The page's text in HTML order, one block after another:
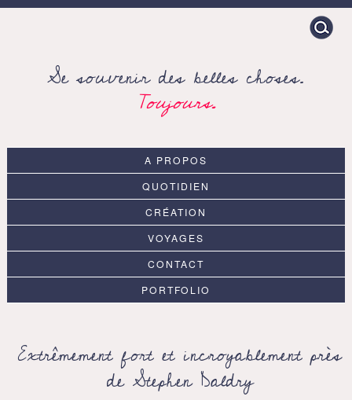
Search
for:
Se souvenir des belles choses.
Toujours.
A PROPOS
QUOTIDIEN
CRÉATION
VOYAGES
CONTACT
PORTFOLIO
Extrêmement fort et incroyablement près
de Stephen Daldry